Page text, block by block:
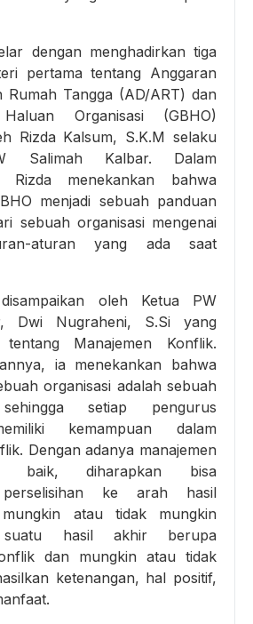
dengan menghadirkan tiga
pertama tentang Anggaran
Rumah Tangga (AD/ART) dan
Organisasi (GBHO)
Rizda Kalsum, S.K.M selaku
Salimah Kalbar. Dalam
Rizda menekankan bahwa
menjadi sebuah panduan
sebuah organisasi mengenai
aturan yang ada saat
oleh Ketua PW
Dwi Nugraheni, S.Si yang
tentang Manajemen Konflik.
ia menekankan bahwa
organisasi adalah sebuah
setiap pengurus
kemampuan dalam
Dengan adanya manajemen
baik, diharapkan bisa
perselisihan ke arah hasil
atau tidak mungkin
suatu hasil akhir berupa
dan mungkin atau tidak
ketenangan, hal positif,